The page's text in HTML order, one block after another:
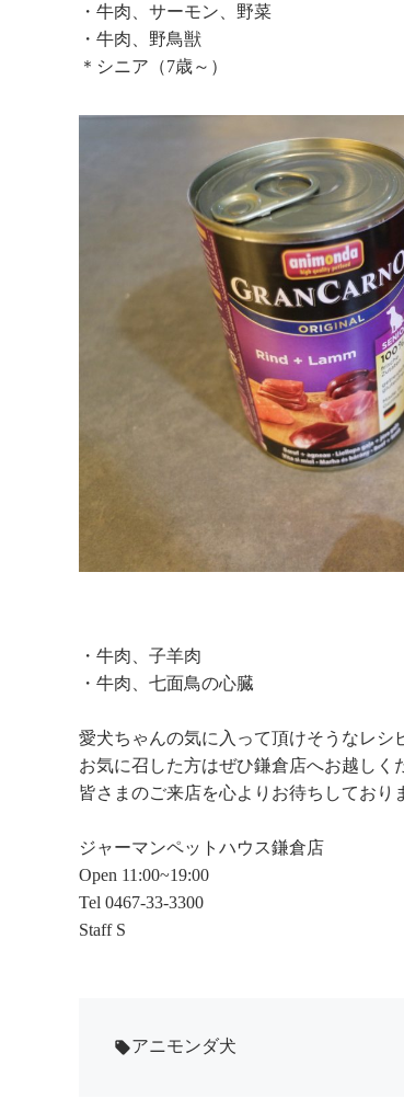
・牛肉、サーモン、野菜
・牛肉、野鳥獣
＊シニア（7歳～）
・牛肉、子羊肉
・牛肉、七面鳥の心臓
愛犬ちゃんの気に入って頂けそうなレシ
お気に召した方はぜひ鎌倉店へお越しく
皆さまのご来店を心よりお待ちしており
ジャーマンペットハウス鎌倉店
Open 11:00~19:00
Tel 0467-33-3300
Staff S
local_offerアニモンダ犬